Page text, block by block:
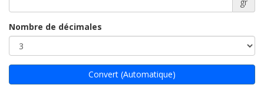
Nombre de décimales
Convert (Automatique)